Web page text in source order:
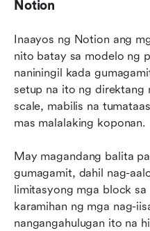
Notion
Inaayos ng Notion ang
nito batay sa modelo ng
naniningil kada
setup na ito ng direktang
scale, mabilis na
mas malalaking koponan.
May magandang balita
gumagamit, dahil nag-
limitasyong mga block
karamihan ng mga nag-
nangangahulugan ito na